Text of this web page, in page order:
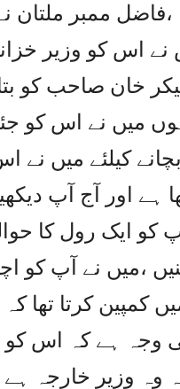
،فاضل ممبر
اس کو وزیر
خان صاحب کو
میں نے اس کو
کیلئے میں
ہے اور آج آپ
آپ کو ایک رول کا
،میں نے آپ کو
میں کمپین کرتا
وجہ ہے کہ اس کو
یہ وہ وزیر خارجہ